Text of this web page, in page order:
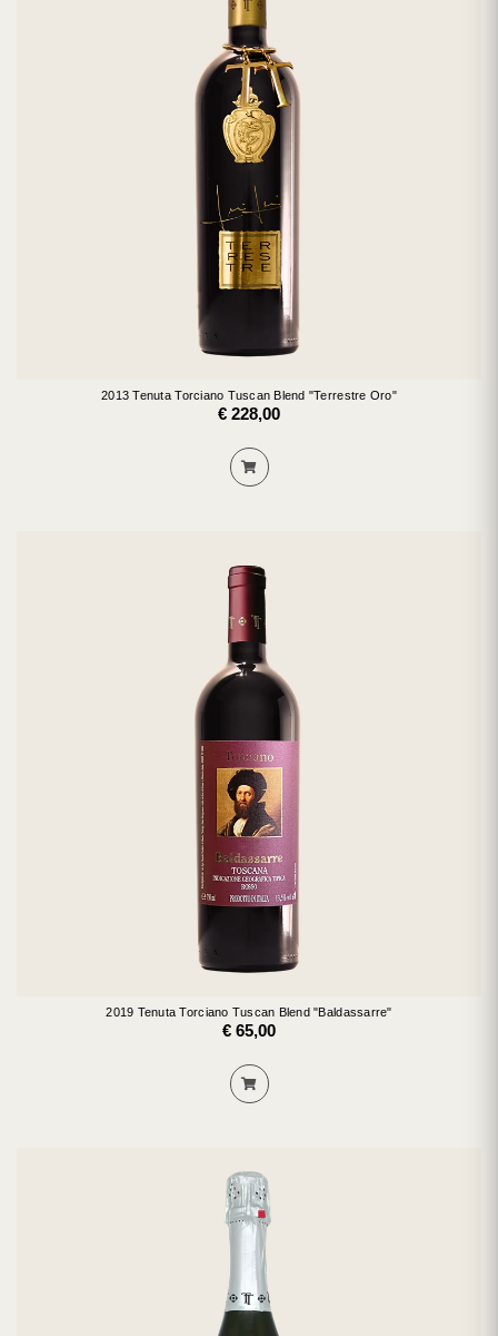
2013 Tenuta Torciano Tuscan Blend "Terrestre Oro"
€ 228,00
2019 Tenuta Torciano Tuscan Blend "Baldassarre"
€ 65,00